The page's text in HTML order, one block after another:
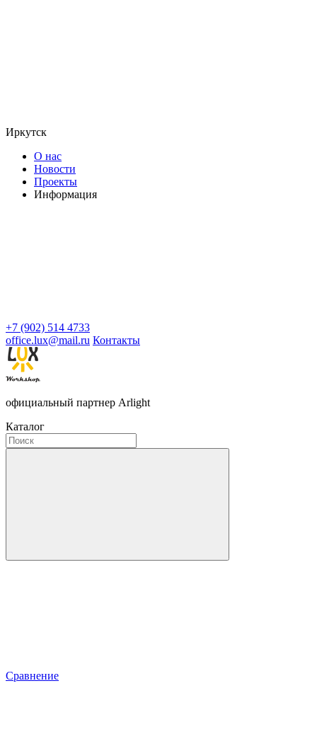
Иркутск
О нас
Новости
Проекты
Информация
+7 (902) 514 4733
office.lux@mail.ru Контакты
официальный партнер Arlight
Каталог
Сравнение